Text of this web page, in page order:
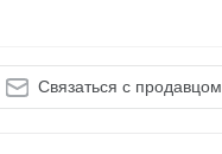
Связаться с продавцом